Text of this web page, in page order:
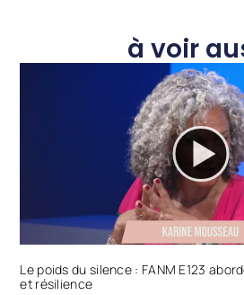
à voir
Le poids du silence : FANM E123
et résilience